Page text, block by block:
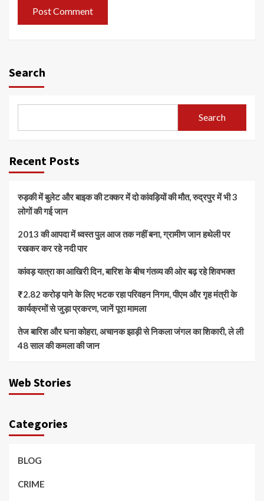
Search
Search
Recent Posts
रुड़की में बुलेट और बाइक की टक्कर में दो कांवड़ियों की मौत, रुद्रपुर में भी 3
लोगों की गई जान
2013 की आपदा में ध्वस्त पुल आज तक नहीं बना, ग्रामीण जान हथेली पर
रखकर कर रहे नदी पार
कांवड़ यात्रा का आखिरी दिन, बारिश के बीच गंतव्य की ओर बढ़ रहे शिवभक्त
₹2.82 करोड़ पाने के लिए भटक रहा परिवहन निगम, पीएम और गृह मंत्री के
कार्यक्रमों से जुड़ा प्रकरण, जानें पूरा मामला
तेज बारिश और घना कोहरा, अचानक झाड़ी से निकला जंगल का शिकारी, ले ली
48 साल की कमला की जान
Web Stories
Categories
BLOG
CRIME